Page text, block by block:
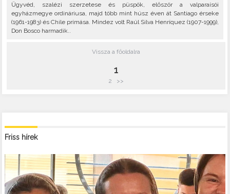
Ügyvéd, szalézi szerzetese és püspök, először a valparaísói
egyházmegye ordináriusa, majd több mint húsz éven át Santiago érseke
(1961-1983) és Chile prímása. Mindez volt Raúl Silva Henríquez (1907-1999),
Don Bosco harmadik..
Vissza a főoldalra
1
2 >>
Friss hírek